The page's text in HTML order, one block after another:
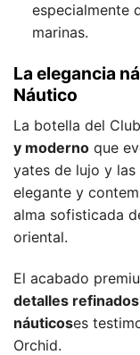
especialmente
marinas.
La elegancia
Náutico
La botella del
y moderno que
yates de lujo y las
elegante y
alma sofisticada
oriental.
El acabado
detalles
náuticoses
Orchid.